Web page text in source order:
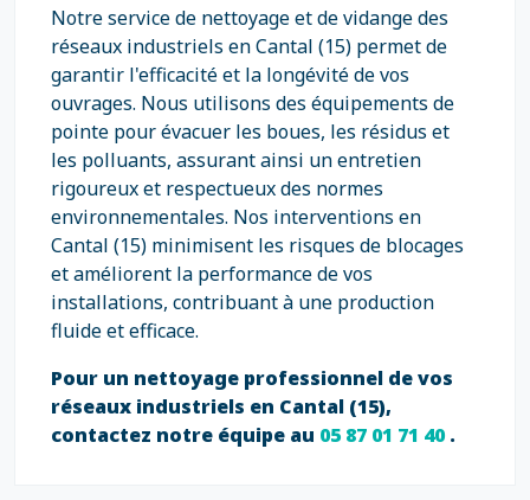
Notre service de nettoyage et de vidange des
réseaux industriels en Cantal (15) permet de
garantir l'efficacité et la longévité de vos
ouvrages. Nous utilisons des équipements de
pointe pour évacuer les boues, les résidus et
les polluants, assurant ainsi un entretien
rigoureux et respectueux des normes
environnementales. Nos interventions en
Cantal (15) minimisent les risques de blocages
et améliorent la performance de vos
installations, contribuant à une production
fluide et efficace.
Pour un nettoyage professionnel de vos
réseaux industriels en Cantal (15),
contactez notre équipe au 05 87 01 71 40.